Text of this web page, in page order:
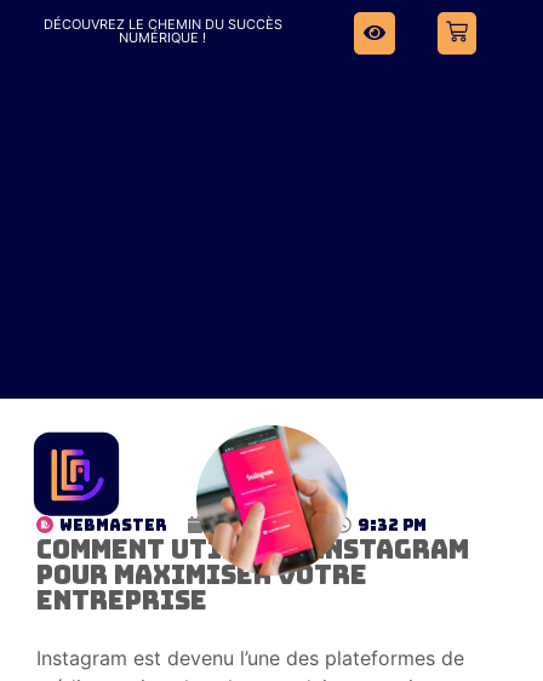
DÉCOUVREZ LE CHEMIN DU SUCCÈS
NUMÉRIQUE !
WebMaster mai 2, 2024 9:32 pm
Comment utiliser Instagram
pour maximiser votre
entreprise
Instagram est devenu l’une des plateformes de